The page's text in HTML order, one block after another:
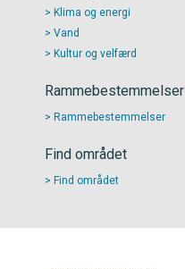
Klima og energi
Vand
Kultur og velfærd
Rammebestemmelser
Rammebestemmelser
Find området
Find området